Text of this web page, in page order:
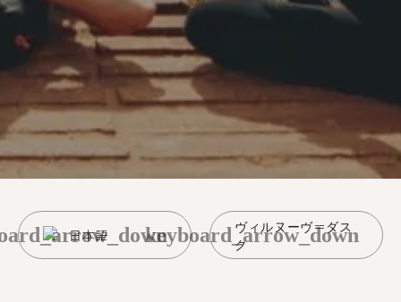
日本語
ヴィルヌーヴ＝ダス
ク
keyboard_arrow_down